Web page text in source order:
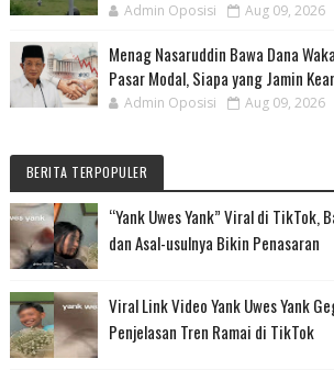
Admin Oposisi Aug 09, 2026
Menag Nasaruddin Bawa Dana
Pasar Modal, Siapa yang Jamin
Admin Oposisi Aug 09, 2026
BERITA TERPOPULER
“Yank Uwes Yank” Viral di TikTok,
dan Asal-usulnya Bikin Penasaran
Viral Link Video Yank Uwes Yank
Penjelasan Tren Ramai di TikTok